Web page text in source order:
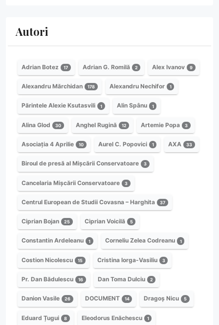
Autori
Adrian Botez 17 Adrian G. Romilă 2 Alex Ivanov 9
Alexandru Mărchidan 178 Alexandru Nechifor 1
Părintele Alexie Ksutasvili 1 Alin Spânu 1
Alina Glod 30 Anghel Rugină 12 Artemie Popa 3
Asociația 4 Aprilie 10 Aurel C. Popovici 1 AXA 33
Biroul de presă al Mișcării Conservatoare 3
Cancelaria Mișcării Conservatoare 3
Centrul European de Studii Covasna – Harghita 37
Ciprian Bojan 25 Ciprian Voicilă 5
Constantin Ardeleanu 1 Corneliu Zelea Codreanu 1
Costion Nicolescu 15 Cristina Iorga-Vasiliu 3
Pr. Dan Bădulescu 16 Dan Toma Dulciu 2
Danion Vasile 26 DOCUMENT 14 Dragoș Nicu 5
Eduard Țugui 8 Eleodorus Enăchescu 1